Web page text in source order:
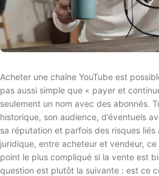
Acheter une chaîne YouTube est
pas aussi simple que « payer et
seulement un nom avec des abonnés.
historique, son audience, d’éventuels
sa réputation et parfois des risques liés
juridique, entre acheteur et vendeur, ce
point le plus compliqué si la vente est
question est plutôt la suivante : est ce